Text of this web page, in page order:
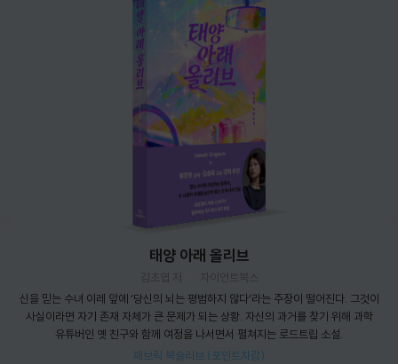
태양 아래 올리브
김초엽 저
자이언트북스
신을 믿는 수녀 이레 앞에 ‘당신의 뇌는 평범하지 않다’라는 주장이 떨어진다. 그것이
사실이라면 자기 존재 자체가 큰 문제가 되는 상황. 자신의 과거를 찾기 위해 과학
유튜버인 옛 친구와 함께 여정을 나서면서 펼쳐지는 로드트립 소설.
패브릭 북슬리브 (포인트차감)